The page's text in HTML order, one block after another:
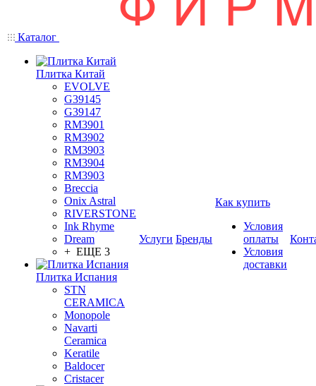
Каталог
Плитка Китай
EVOLVE
G39145
G39147
RM3901
RM3902
RM3903
RM3904
RM3903
Breccia
Onix Astral
RIVERSTONE
Ink Rhyme
Dream
+ ЕЩЕ 3
Плитка Испания
STN
CERAMICA
Monopole
Navarti
Ceramica
Keratile
Baldocer
Cristacer
Услуги Бренды
Как купить
Условия
оплаты
Условия
доставки